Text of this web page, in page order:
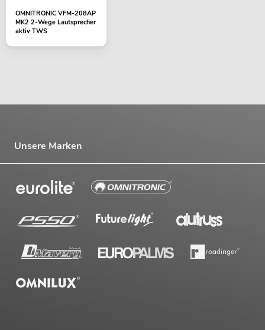
OMNITRONIC VFM-208AP
MK2 2-Wege Lautsprecher
aktiv TWS
Unsere Marken